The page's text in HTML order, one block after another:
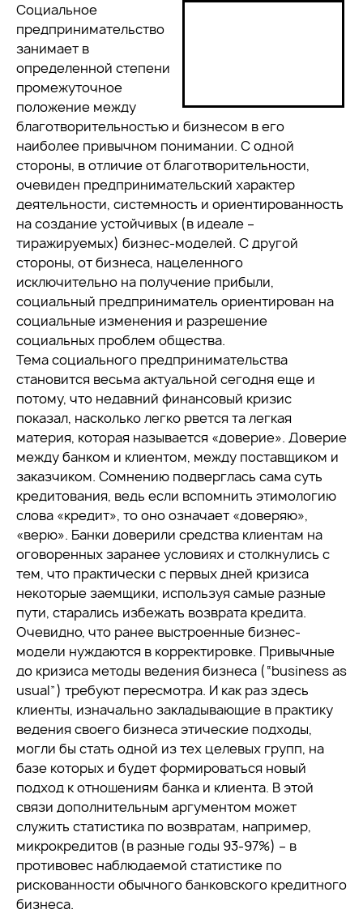
Социальное
предпринимательство
занимает в
определенной степени
промежуточное
положение между
благотворительностью и бизнесом в его
наиболее привычном понимании. С одной
стороны, в отличие от благотворительности,
очевиден предпринимательский характер
деятельности, системность и ориентированность
на создание устойчивых (в идеале –
тиражируемых) бизнес-моделей. С другой
стороны, от бизнеса, нацеленного
исключительно на получение прибыли,
социальный предприниматель ориентирован на
социальные изменения и разрешение
социальных проблем общества.
Тема социального предпринимательства
становится весьма актуальной сегодня еще и
потому, что недавний финансовый кризис
показал, насколько легко рвется та легкая
материя, которая называется «доверие». Доверие
между банком и клиентом, между поставщиком и
заказчиком. Сомнению подверглась сама суть
кредитования, ведь если вспомнить этимологию
слова «кредит», то оно означает «доверяю»,
«верю». Банки доверили средства клиентам на
оговоренных заранее условиях и столкнулись с
тем, что практически с первых дней кризиса
некоторые заемщики, используя самые разные
пути, старались избежать возврата кредита.
Очевидно, что ранее выстроенные бизнес-
модели нуждаются в корректировке. Привычные
до кризиса методы ведения бизнеса (“business as
usual”) требуют пересмотра. И как раз здесь
клиенты, изначально закладывающие в практику
ведения своего бизнеса этические подходы,
могли бы стать одной из тех целевых групп, на
базе которых и будет формироваться новый
подход к отношениям банка и клиента. В этой
связи дополнительным аргументом может
служить статистика по возвратам, например,
микрокредитов (в разные годы 93-97%) – в
противовес наблюдаемой статистике по
рискованности обычного банковского кредитного
бизнеса.